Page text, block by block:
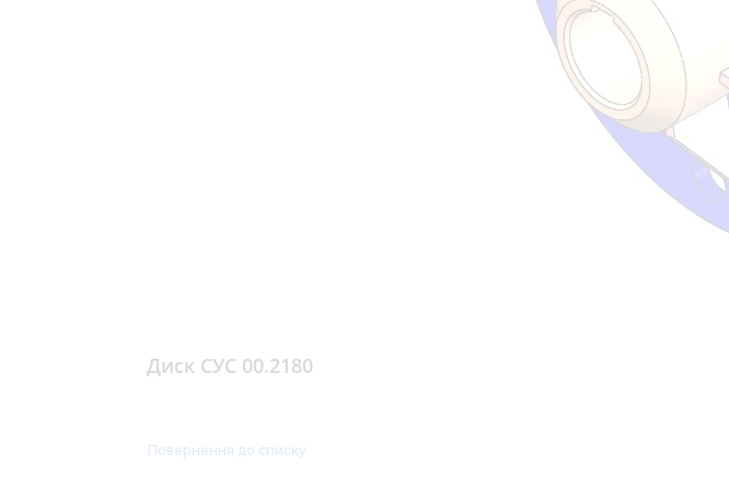
Диск СУС 00.2180
Повернення до списку